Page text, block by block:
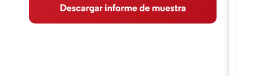
Tendencias Principales del Mercado